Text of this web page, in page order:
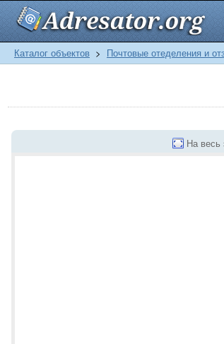
Каталог объектов > Почтовые отеделения и
На весь